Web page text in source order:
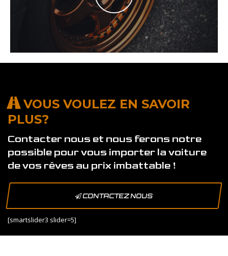
VOUS VOULEZ EN SAVOIR
PLUS?
Contacter nous et nous ferons notre
possible pour vous importer la voiture
de vos rêves au prix imbattable !
CONTACTEZ NOUS
[smartslider3 slider=5]